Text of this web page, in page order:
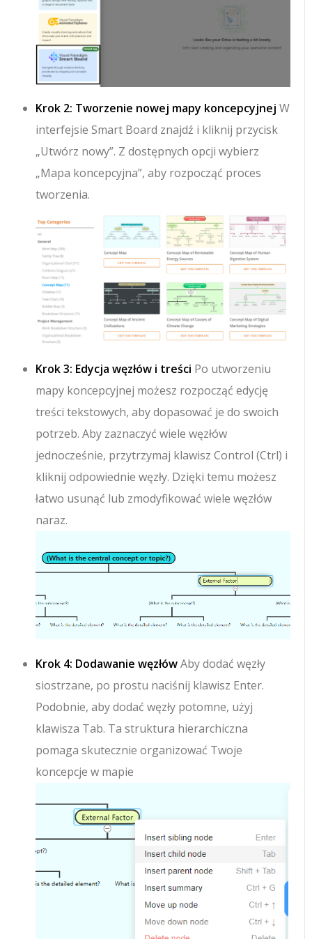
Krok 2: Tworzenie nowej mapy koncepcyjnej W
interfejsie Smart Board znajdź i kliknij przycisk
„Utwórz nowy”. Z dostępnych opcji wybierz
„Mapa koncepcyjna”, aby rozpocząć proces
tworzenia.
Krok 3: Edycja węzłów i treści Po utworzeniu
mapy koncepcyjnej możesz rozpocząć edycję
treści tekstowych, aby dopasować je do swoich
potrzeb. Aby zaznaczyć wiele węzłów
jednocześnie, przytrzymaj klawisz Control (Ctrl) i
kliknij odpowiednie węzły. Dzięki temu możesz
łatwo usunąć lub zmodyfikować wiele węzłów
naraz.
Krok 4: Dodawanie węzłówAby dodać węzły
siostrzane, po prostu naciśnij klawisz Enter.
Podobnie, aby dodać węzły potomne, użyj
klawisza Tab. Ta struktura hierarchiczna
pomaga skutecznie organizować Twoje
koncepcje w mapie